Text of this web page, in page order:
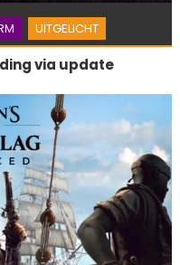
UITGELICHT
via update